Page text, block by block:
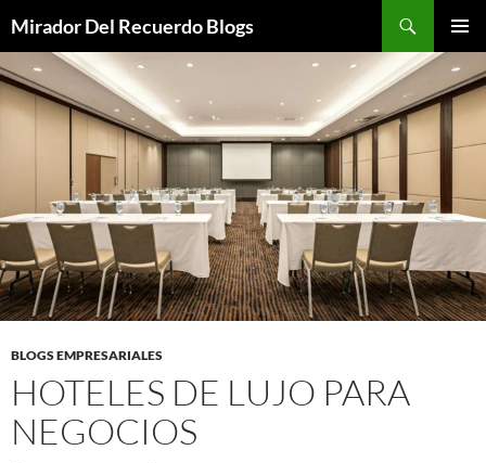
contenido
Mirador Del Recuerdo Blogs
BLOGS EMPRESARIALES
HOTELES DE LUJO PARA
NEGOCIOS